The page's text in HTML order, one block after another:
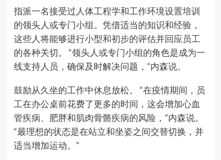
指派一名接受过人体工程学和工作环境设置培训
的领头人或专门小组。凭借适当的知识和经验，
这些人将能够进行小型和初步的评估并回应员工
的各种关切。 “领头人或专门小组的角色是成为一
线支持人员，确保及时解决问题，”内森说。
鼓励从久坐的工作中休息放松。 “在疫情期间，员
工在办公桌前花费了更多的时间，这会增加心血
管疾病、肥胖和肌肉骨骼疾病的风险，”内森说。
“最理想的状态是在站立和坐姿之间交替切换，并
适当增加运动。”